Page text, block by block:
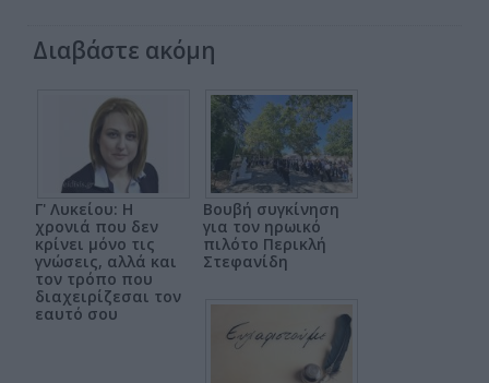
Διαβάστε ακόμη
Γ' Λυκείου: Η
χρονιά που δεν
κρίνει μόνο τις
γνώσεις, αλλά και
τον τρόπο που
διαχειρίζεσαι τον
εαυτό σου
Βουβή συγκίνηση
για τον ηρωικό
πιλότο Περικλή
Στεφανίδη